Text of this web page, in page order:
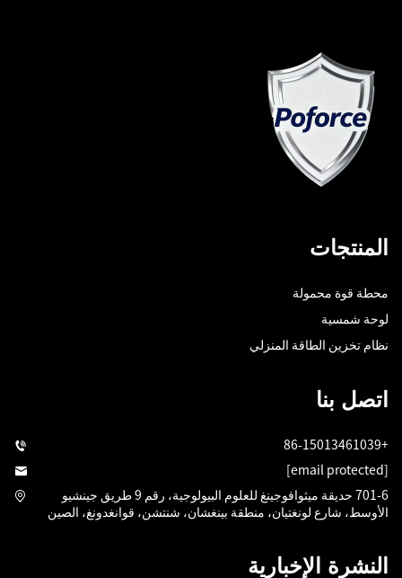
المنتجات
محطة قوة محمولة
لوحة شمسية
نظام تخزين الطاقة المنزلي
اتصل بنا
+86-15013461039
[email protected]
701-6 حديقة ميثوافوجينغ للعلوم البيولوجية، رقم 9 طريق جينشيو
الأوسط، شارع لونغتيان، منطقة بينغشان، شنتشن، قوانغدونغ، الصين
النشرة الإخبارية